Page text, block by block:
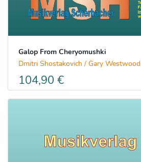
Galop From Cheryomushki
Dmitri Shostakovich / Gary Westwood
104,90 €